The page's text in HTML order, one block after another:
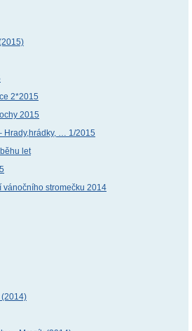
2*2015
2015
Hrady,hrádky, … 1/2015
let
vánočního stromečku 2014
(2014)